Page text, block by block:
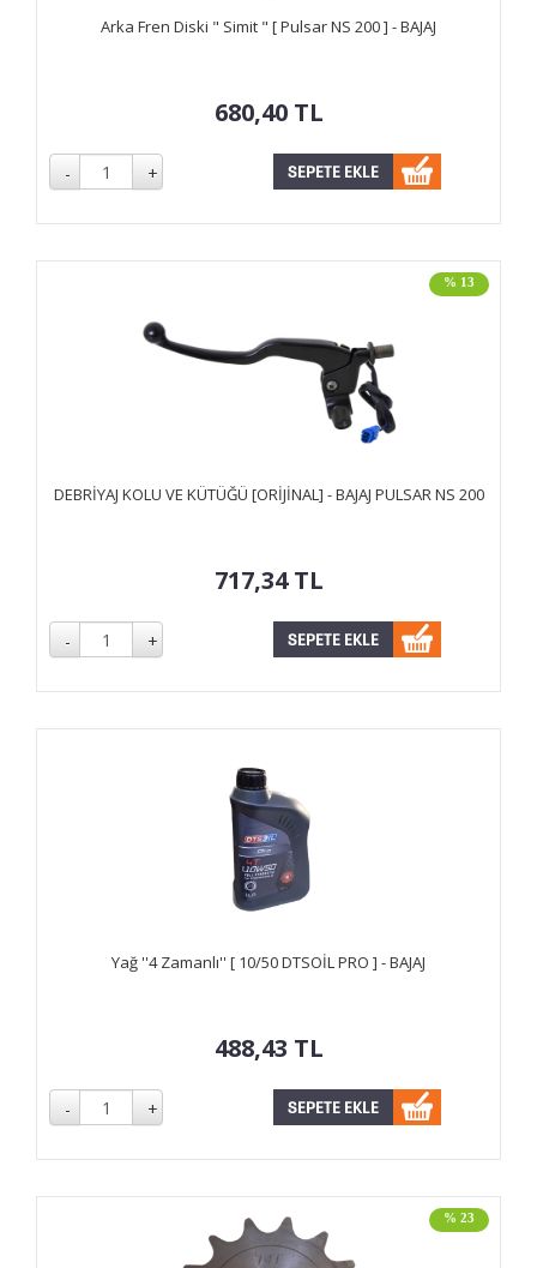
Arka Fren Diski " Simit " [ Pulsar NS 200 ] - BAJAJ
680,40 TL
% 13
DEBRİYAJ KOLU VE KÜTÜĞÜ [ORİJİNAL] - BAJAJ PULSAR NS 200
717,34TL
Yağ ''4 Zamanlı'' [ 10/50 DTSOİL PRO ] - BAJAJ
488,43 TL
% 23